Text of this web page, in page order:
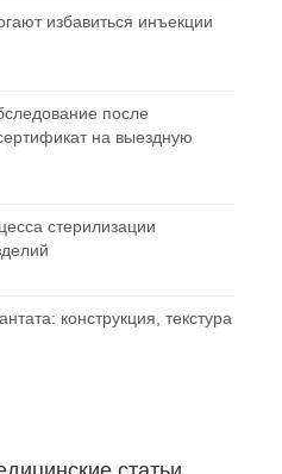
избавиться инъекции
после
на выездную
стерилизации
конструкция, текстура